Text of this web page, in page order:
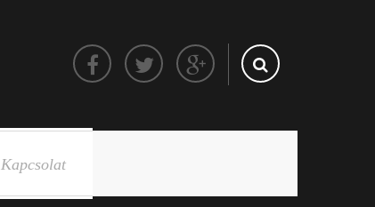
Kapcsolat